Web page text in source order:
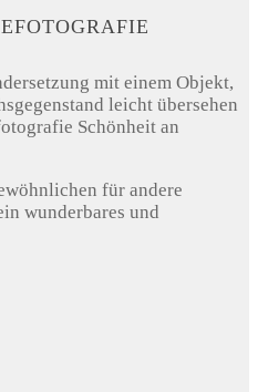
mit einem Objekt,
leicht übersehen
Schönheit an
für andere
wunderbares und